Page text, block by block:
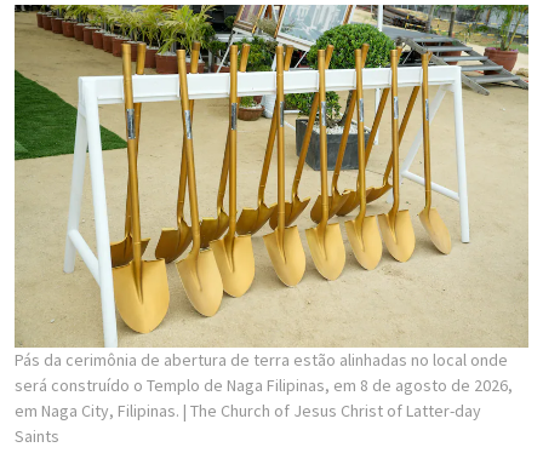
Pás da cerimônia de abertura de terra estão alinhadas no local onde
será construído o Templo de Naga Filipinas, em 8 de agosto de 2026,
em Naga City, Filipinas. | The Church of Jesus Christ of Latter-day
Saints